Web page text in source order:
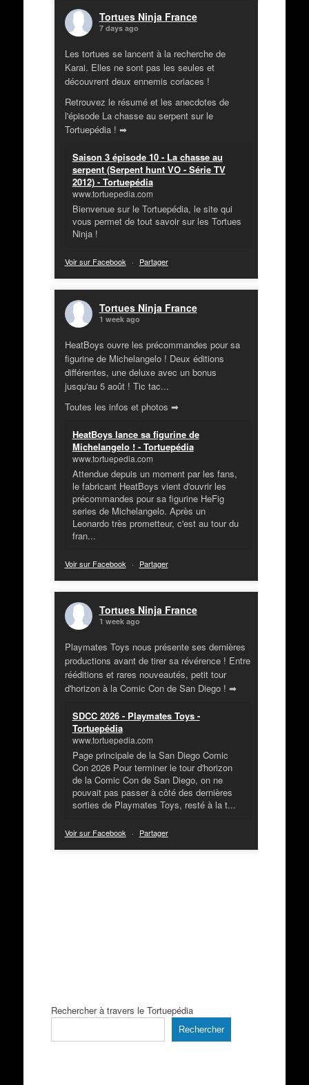
Tortues Ninja France
7 days ago
Les tortues se lancent à la recherche de
Karai. Elles ne sont pas les seules et
découvrent deux ennemis coriaces !
Retrouvez le résumé et les anecdotes de
l'épisode La chasse au serpent sur le
Tortuepédia ! ➡
Saison 3 épisode 10 - La chasse au
serpent (Serpent hunt VO - Série TV
2012) - Tortuepédia
www.tortuepedia.com
Bienvenue sur le Tortuepédia, le site qui
vous permet de tout savoir sur les Tortues
Ninja !
Voir sur Facebook · Partager
Tortues Ninja France
1 week ago
HeatBoys ouvre les précommandes pour sa
figurine de Michelangelo ! Deux éditions
différentes, une deluxe avec un bonus
jusqu'au 5 août ! Tic tac...
Toutes les infos et photos ➡
HeatBoys lance sa figurine de
Michelangelo ! - Tortuepédia
www.tortuepedia.com
Attendue depuis un moment par les fans,
le fabricant HeatBoys vient d'ouvrir les
précommandes pour sa figurine HeFig
series de Michelangelo. Après un
Leonardo très prometteur, c'est au tour du
fran...
Voir sur Facebook · Partager
Tortues Ninja France
1 week ago
Playmates Toys nous présente ses dernières
productions avant de tirer sa révérence ! Entre
rééditions et rares nouveautés, petit tour
d'horizon à la Comic Con de San Diego ! ➡
SDCC 2026 - Playmates Toys -
Tortuepédia
www.tortuepedia.com
Page principale de la San Diego Comic
Con 2026 Pour terminer le tour d'horizon
de la Comic Con de San Diego, on ne
pouvait pas passer à côté des dernières
sorties de Playmates Toys, resté à la t...
Voir sur Facebook · Partager
Rechercher à travers le Tortuepédia
Rechercher